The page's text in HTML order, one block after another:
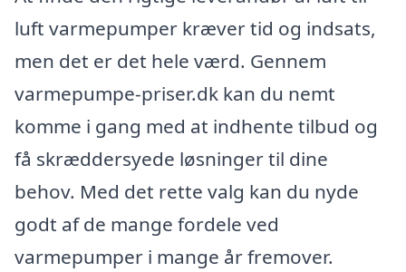
luft varmepumper kræver tid og indsats,
men det er det hele værd. Gennem
varmepumpe-priser.dk kan du nemt
komme i gang med at indhente tilbud og
få skræddersyede løsninger til dine
behov. Med det rette valg kan du nyde
godt af de mange fordele ved
varmepumper i mange år fremover.